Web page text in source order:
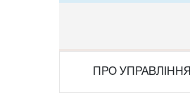
ПРО УПРАВЛІННЯ